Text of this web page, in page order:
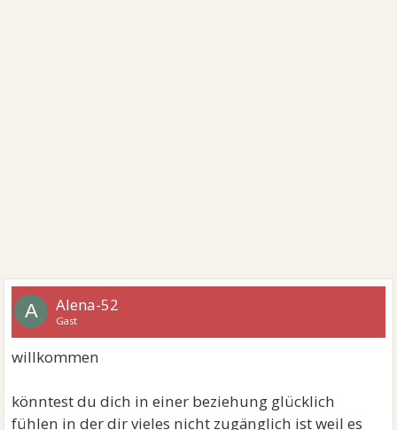
A Alena-52
Gast
willkommen
könntest du dich in einer beziehung glücklich
fühlen in der dir vieles nicht zugänglich ist weil es